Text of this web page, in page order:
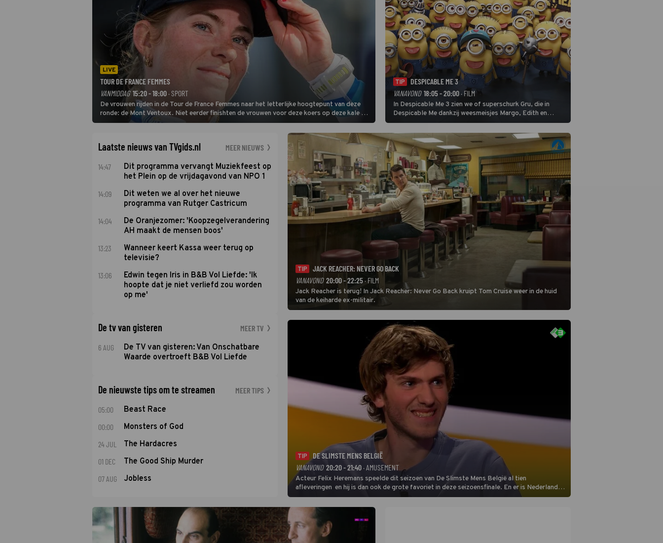
LIVE
TOUR DE FRANCE FEMMES
VANMIDDAG 15:20 - 18:00 · SPORT
De vrouwen rijden in de Tour de France Femmes naar het letterlijke hoogtepunt van deze
ronde: de Mont Ventoux. Niet eerder finishten de vrouwen voor deze koers op deze kale col
uit de buitencategorie. De aanloop naar de slotklim is vlak.
TIP
DESPICABLE ME 3
VANAVOND 18:05 - 20:00 · FILM
In Despicable Me 3 zien we of superschurk Gru, die in
Despicable Me dankzij weesmeisjes Margo, Edith en
Agnes de overstap naar het rechte pad maakte, ook op
dat pad weet te blijven.
Laatste nieuws van TVgids.nl MEER NIEUWS
14:47
Dit programma vervangt Muziekfeest op
het Plein op de vrijdagavond van NPO 1
14:09
Dit weten we al over het nieuwe
programma van Rutger Castricum
14:04
De Oranjezomer: 'Koopzegelverandering
AH maakt de mensen boos'
13:23
Wanneer keert Kassa weer terug op
televisie?
13:06
Edwin tegen Iris in B&B Vol Liefde: 'Ik
hoopte dat je niet verliefd zou worden
op me'
De tv van gisteren MEER TV
6 AUG
De TV van gisteren: Van Onschatbare
Waarde overtroeft B&B Vol Liefde
De nieuwste tips om te streamen MEER TIPS
05:00 Beast Race
00:00 Monsters of God
24 JUL The Hardacres
01 DEC The Good Ship Murder
07 AUG Jobless
TIP
JACK REACHER: NEVER GO BACK
VANAVOND 20:00 - 22:25· FILM
Jack Reacher is terug! In Jack Reacher: Never Go Back kruipt Tom Cruise weer in de huid
van de keiharde ex-militair.
TIP
DE SLIMSTE MENS BELGIË
VANAVOND 20:20 - 21:40 · AMUSEMENT
Acteur Felix Heremans speelde dit seizoen van De Slimste Mens België al tien
afleveringen en hij is dan ook de grote favoriet in deze seizoensfinale. En er is Nederlandse
inbreng, want komiek Soundos El Ahmadi neemt plaats aan de jurytafel.